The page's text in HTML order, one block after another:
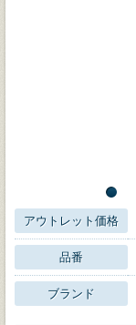
アウトレット価格
品番
ブランド